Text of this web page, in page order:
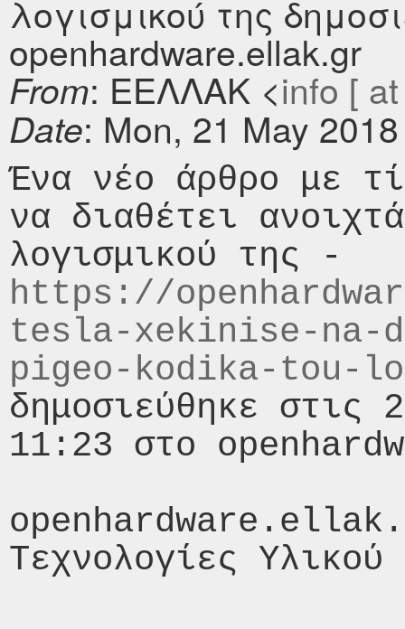
λογισμικού της
openhardware.ellak.gr
From: ΕΕΛΛΑΚ <info [
Date: Mon, 21 May
Ένα νέο άρθρο με
να διαθέτει
https://
tesla-xekinise-
pigeo-kodika-tou-
δημοσιεύθηκε στις
11:23 στο